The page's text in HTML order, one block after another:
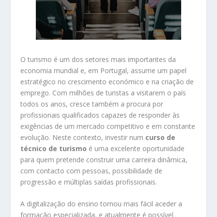
O turismo é um dos setores mais importantes da
economia mundial e, em Portugal, assume um papel
estratégico no crescimento económico e na criação de
emprego. Com milhões de turistas a visitarem o país
todos os anos, cresce também a procura por
profissionais qualificados capazes de responder às
exigências de um mercado competitivo e em constante
evolução. Neste contexto, investir num curso de
técnico de turismo é uma excelente oportunidade
para quem pretende construir uma carreira dinâmica,
com contacto com pessoas, possibilidade de
progressão e múltiplas saídas profissionais.
A digitalização do ensino tornou mais fácil aceder a
formação especializada, e atualmente é possível